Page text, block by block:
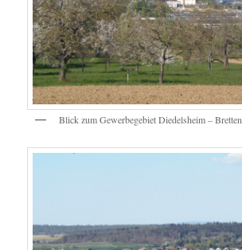
Blick zum Gewerbegebiet Diedelsheim – Bretten